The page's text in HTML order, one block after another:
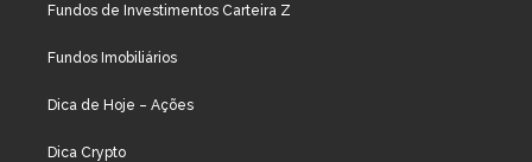
Fundos de Investimentos Carteira Z
Fundos Imobiliários
Dica de Hoje – Ações
Dica Crypto